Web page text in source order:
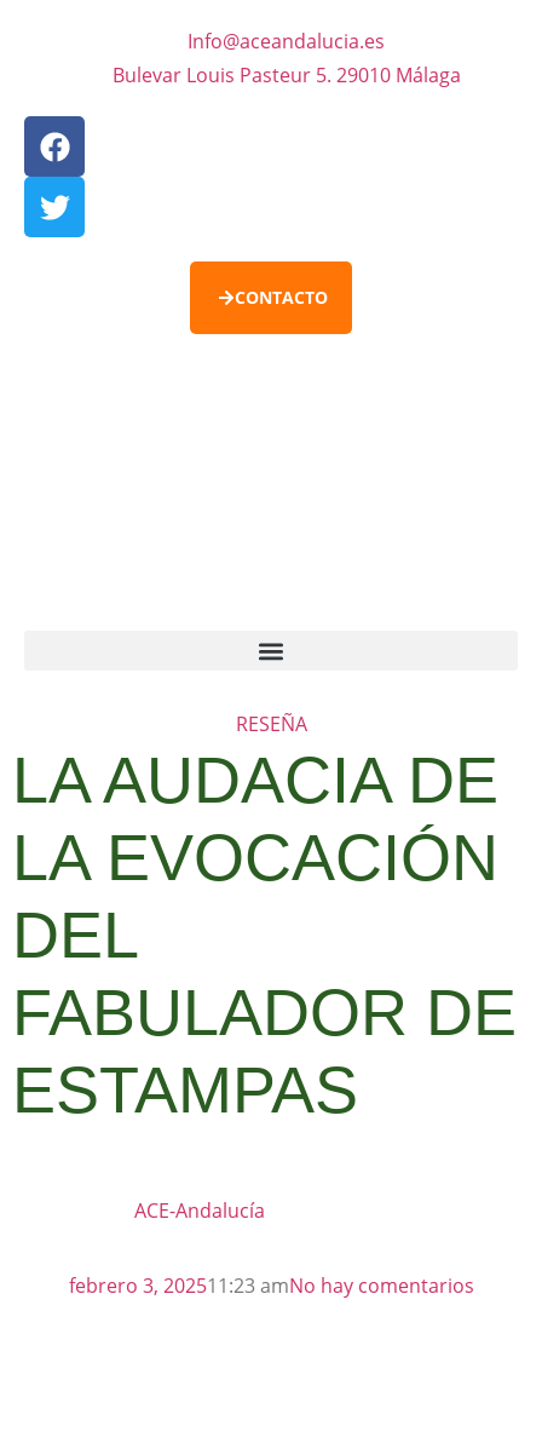
Info@aceandalucia.es
Bulevar Louis Pasteur 5. 29010 Málaga
CONTACTO
RESEÑA
LA AUDACIA DE
LA EVOCACIÓN
DEL
FABULADOR DE
ESTAMPAS
ACE-Andalucía
febrero 3, 202511:23 amNo hay comentarios